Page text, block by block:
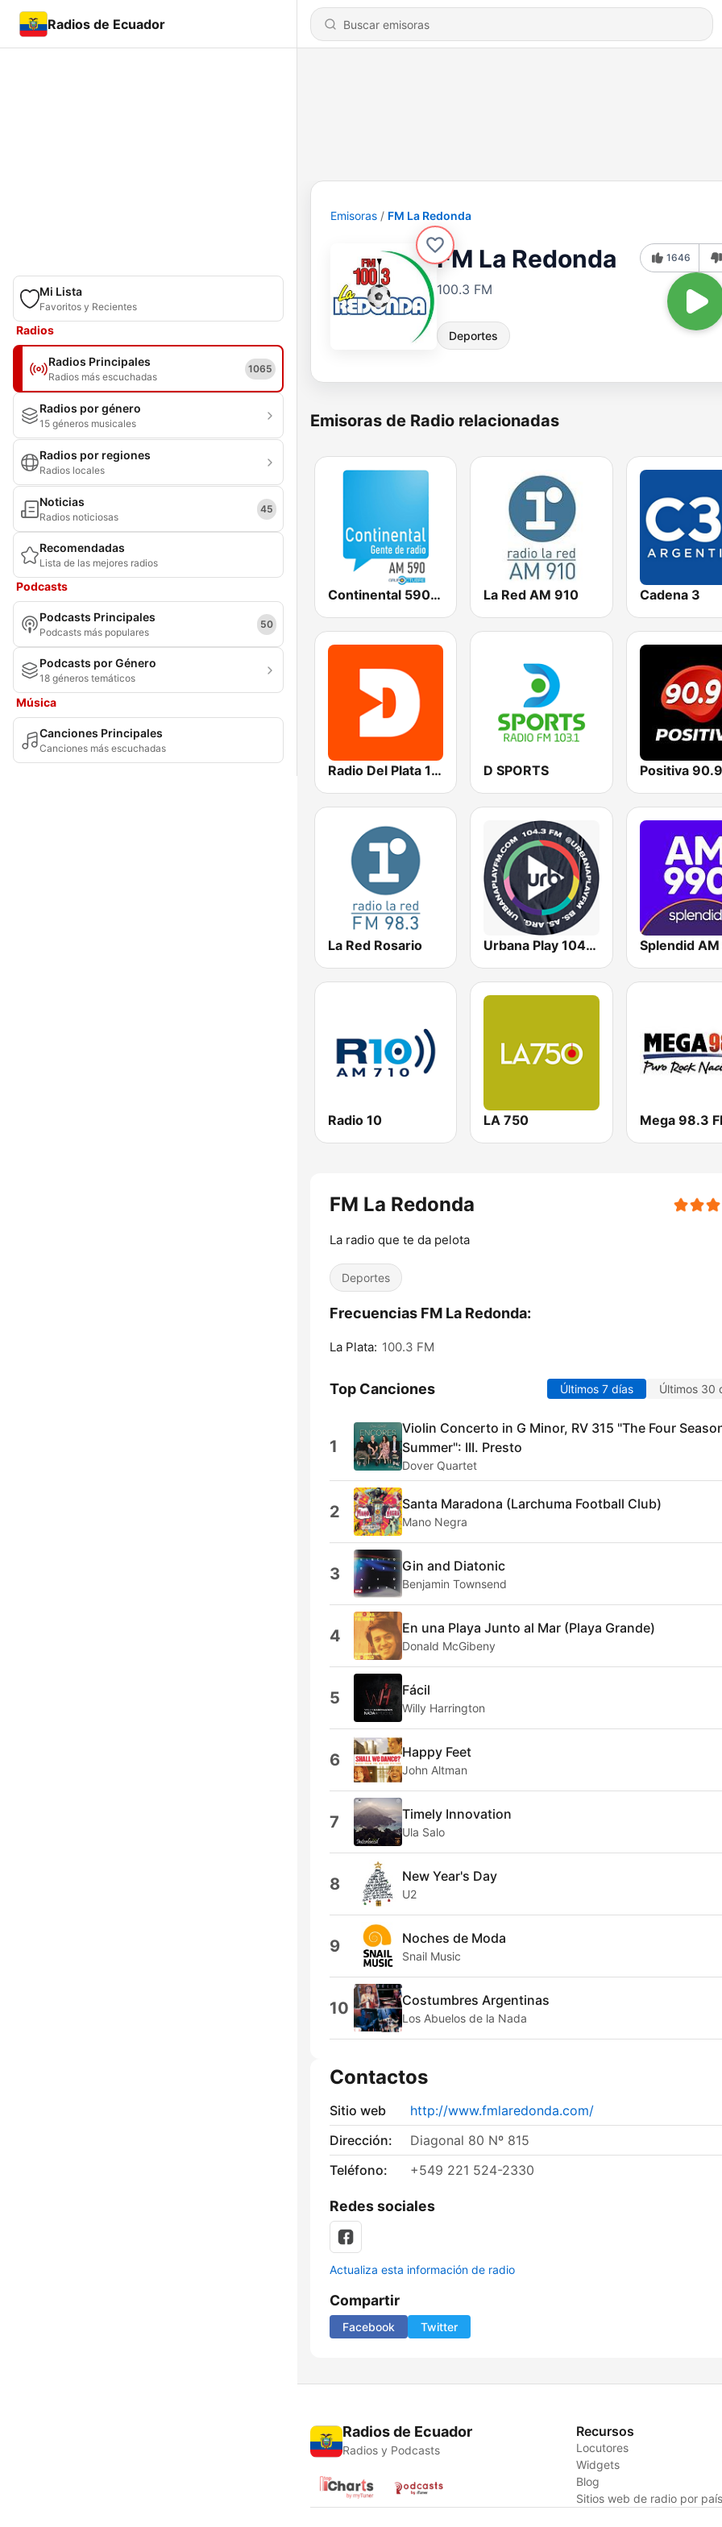
Radios de Ecuador
Mi Lista
Favoritos y Recientes
Radios
Radios Principales
Radios más escuchadas
1065
Radios por género
15 géneros musicales
Radios por regiones
Radios locales
Noticias
Radios noticiosas
45
Recomendadas
Lista de las mejores radios
Podcasts
Podcasts Principales
Podcasts más populares
50
Podcasts por Género
18 géneros temáticos
Música
Canciones Principales
Canciones más escuchadas
Emisoras FM La Redonda
FM La Redonda
100.3 FM
Deportes
1646
Emisoras de Radio relacionadas
Continental 590 AM La Red AM 910 Cadena 3
Radio Del Plata 1030 AM D SPORTS
La Red Rosario Urbana Play 104.3 FM Splendid
Radio 10 LA 750 Mega 98.3
FM La Redonda
La radio que te da pelota
Deportes
Frecuencias FM La Redonda:
La Plata: 100.3 FM
Top Canciones Últimos 7 días Últimos 30
1
Violin Concerto in G Minor, RV 315 "The Four
Summer": III. Presto
Dover Quartet
2 Santa Maradona (Larchuma Football Club)
Mano Negra
3 Gin and Diatonic
Benjamin Townsend
4 En una Playa Junto al Mar (Playa Grande)
Donald McGibeny
5 Fácil
Willy Harrington
6 Happy Feet
John Altman
7 Timely Innovation
Ula Salo
8 New Year's Day
U2
9 Noches de Moda
Snail Music
10 Costumbres Argentinas
Los Abuelos de la Nada
Contactos
Sitio web
http://www.fmlaredonda.com/
Dirección:
Diagonal 80 Nº 815
Teléfono:
+549 221 524-2330
Redes sociales
Actualiza esta información de radio
Compartir
Facebook Twitter
Radios de Ecuador
Radios y Podcasts
Recursos
Locutores
Widgets
Blog
Sitios web de radio por país